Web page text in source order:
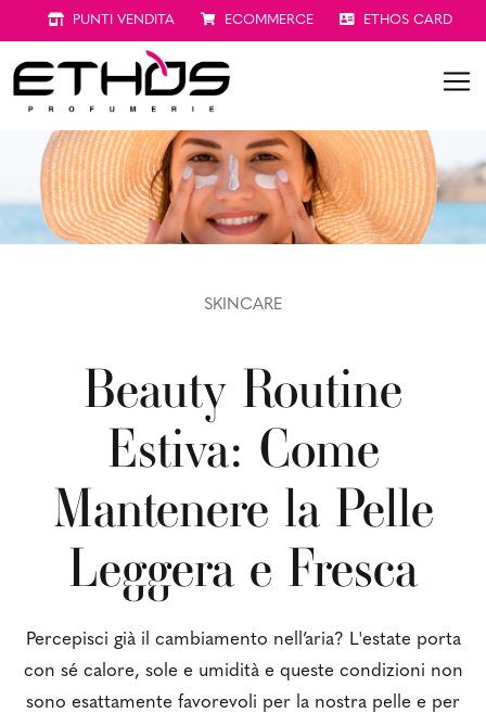
PUNTI VENDITA ECOMMERCE ETHOS CARD
SKINCARE
Beauty Routine
Estiva: Come
Mantenere la Pelle
Leggera e Fresca
Percepisci già il cambiamento nell’aria? L'estate porta
con sé calore, sole e umidità e queste condizioni non
sono esattamente favorevoli per la nostra pelle e per